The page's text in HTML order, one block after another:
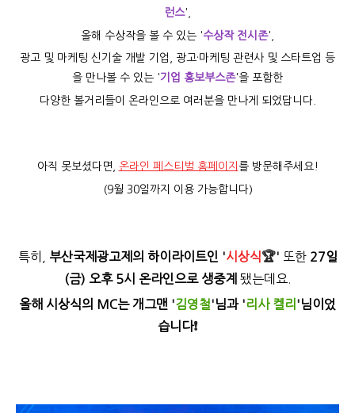
런스',
올해 수상작을 볼 수 있는 '수상작 전시존',
광고 및 마케팅 신기술 개발 기업, 광고·마케팅 관련사 및 스타트업 등
을 만나볼 수 있는 '기업 홍보부스존'을 포함한
다양한 볼거리들이 온라인으로 여러분을 만나게 되었답니다.
아직 못보셨다면, 온라인 페스티벌 홈페이지 를 방문해주세요!
(9월 30일까지 이용 가능합니다)
특히, 부산국제광고제의 하이라이트인 '시상식🏆' 또한27일
(금) 오후 5시 온라인으로 생중계 됐는데요
올해 시상식의 MC는 개그맨 '김영철'님과'리사 켈리 '님이었
습니다❗